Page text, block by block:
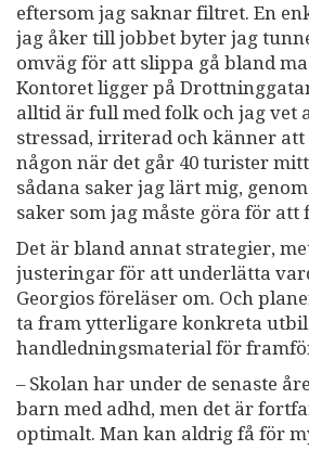
eftersom jag saknar filtret. En
jag åker till jobbet byter jag
omväg för att slippa gå bland
Kontoret ligger på
alltid är full med folk och jag vet
stressad, irriterad och känner
någon när det går 40 turister
sådana saker jag lärt mig,
saker som jag måste göra för att
Det är bland annat strategier,
justeringar för att underlätta
Georgios föreläser om. Och
ta fram ytterligare konkreta
handledningsmaterial för
– Skolan har under de senaste
barn med adhd, men det är
optimalt. Man kan aldrig få för